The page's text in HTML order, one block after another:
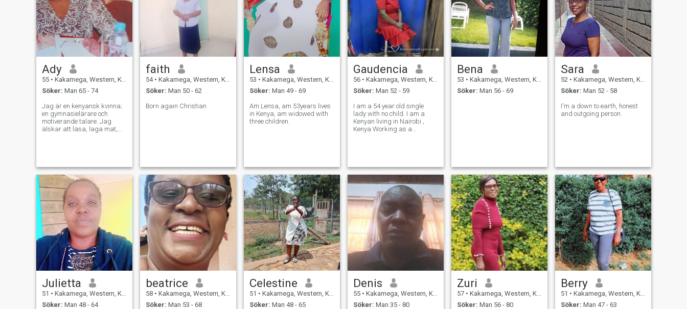
Ady
55 • Kakamega, Western, Kenya
Söker: Man 65 - 74
Jag är en kenyansk kvinna;
en gymnasielärare och
motiverande talare. Jag
älskar att läsa, laga mat,
faith
54 • Kakamega, Western, Kenya
Söker: Man 50 - 62
Born again Christian
Lensa
53 • Kakamega, Western, Kenya
Söker: Man 49 - 69
Am Lensa, am 53years lives
in Kenya, am widowed with
three children.
Gaudencia
56 • Kakamega, Western, Kenya
Söker: Man 52 - 59
I am a 54 year old single
lady with no child. I am a
Kenyan living in Nairobi ,
Kenya Working as a
Bena
53 • Kakamega, Western, Kenya
Söker: Man 56 - 69
Sara
52 • Kakamega, Western, Kenya
Söker: Man 52 - 58
I'm a down to earth, honest
and outgoing person.
Julietta
51 • Kakamega, Western, Kenya
Söker: Man 48 - 64
beatrice
58 • Kakamega, Western, Kenya
Söker: Man 53 - 68
Celestine
51 • Kakamega, Western, Kenya
Söker: Man 48 - 65
Denis
55 • Kakamega, Western, Kenya
Söker: Man 35 - 80
Zuri
57 • Kakamega, Western, Kenya
Söker: Man 56 - 80
Berry
51 • Kakamega, Western, Kenya
Söker: Man 47 - 63